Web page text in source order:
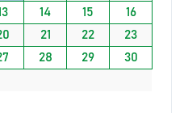
14 15
16
21 22
23
28 29
30